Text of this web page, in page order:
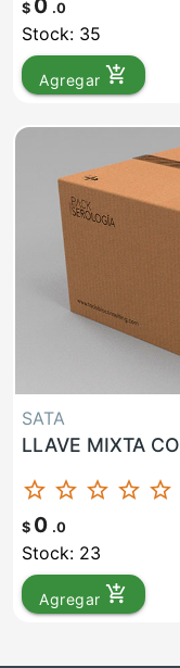
$ .0
Stock: 35
Agregar add_shopping_cart
SATA
LLAVE MIXTA
star_border star_border star_border star_border star_border
$ 0 .0
Stock: 23
Agregar add_shopping_cart